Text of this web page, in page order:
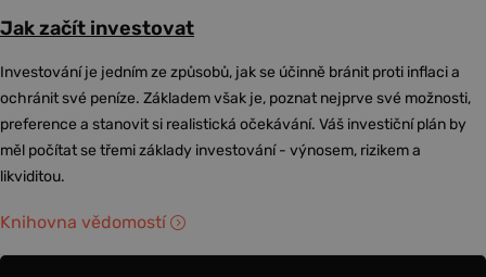
Jak začít investovat
Investování je jedním ze způsobů, jak se účinně bránit proti inflaci a
ochránit své peníze. Základem však je, poznat nejprve své možnosti,
preference a stanovit si realistická očekávání. Váš investiční plán by
měl počítat se třemi základy investování - výnosem, rizikem a
likviditou.
Knihovna vědomostí